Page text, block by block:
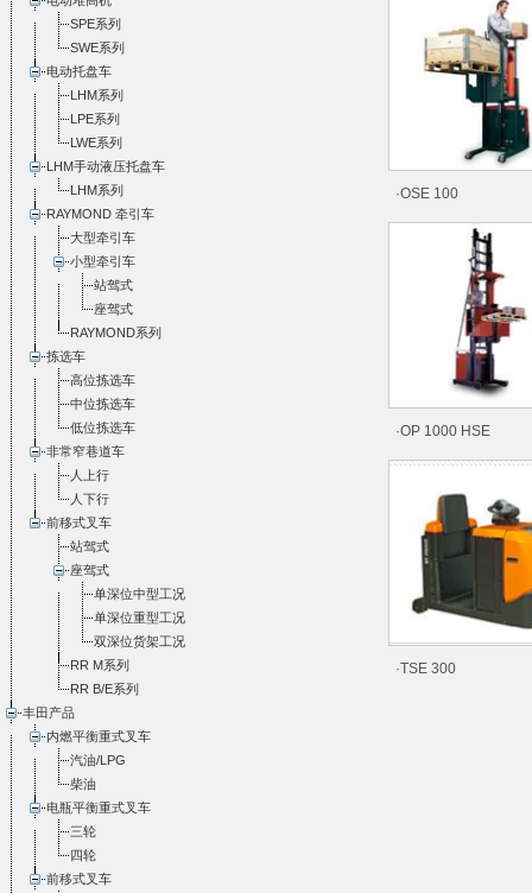
SPE系列
SWE系列
电动托盘车
LHM系列
LPE系列
LWE系列
LHM手动液压托盘车
LHM系列
RAYMOND 牵引车
大型牵引车
小型牵引车
站驾式
座驾式
RAYMOND系列
拣选车
高位拣选车
中位拣选车
低位拣选车
非常窄巷道车
人上行
人下行
前移式叉车
站驾式
座驾式
单深位中型工况
单深位重型工况
双深位货架工况
RR M系列
RR B/E系列
丰田产品
内燃平衡重式叉车
汽油/LPG
柴油
电瓶平衡重式叉车
三轮
四轮
前移式叉车
·OSE 100
·OP 1000 HSE
·TSE 300